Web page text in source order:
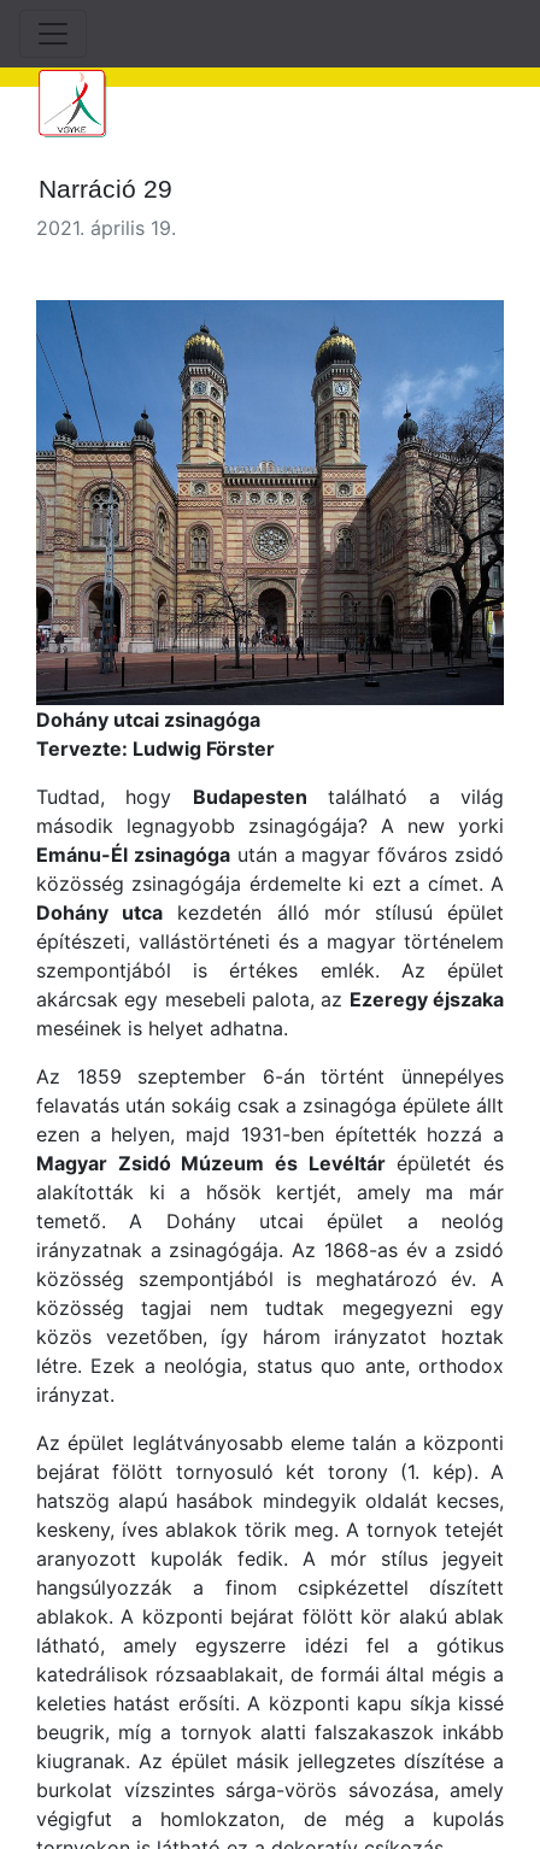
Narráció 29
2021. április 19.
Dohány utcai zsinagóga
Tervezte: Ludwig Förster
Tudtad, hogy Budapesten található a világ
második legnagyobb zsinagógája? A new yorki
Emánu-Él zsinagógaután a magyar főváros zsidó
közösség zsinagógája érdemelte ki ezt a címet. A
Dohány utca kezdetén álló mór stílusú épület
építészeti, vallástörténeti és a magyar történelem
szempontjából is értékes emlék. Az épület
akárcsak egy mesebeli palota, az Ezeregy éjszaka
meséinek is helyet adhatna.
Az 1859 szeptember 6-án történt ünnepélyes
felavatás után sokáig csak a zsinagóga épülete állt
ezen a helyen, majd 1931-ben építették hozzá a
Magyar Zsidó Múzeum és Levéltárépületét és
alakították ki a hősök kertjét, amely ma már
temető. A Dohány utcai épület a neológ
irányzatnak a zsinagógája. Az 1868-as év a zsidó
közösség szempontjából is meghatározó év. A
közösség tagjai nem tudtak megegyezni egy
közös vezetőben, így három irányzatot hoztak
létre. Ezek a neológia, status quo ante, orthodox
irányzat.
Az épület leglátványosabb eleme talán a központi
bejárat fölött tornyosuló két torony (1. kép). A
hatszög alapú hasábok mindegyik oldalát kecses,
keskeny, íves ablakok törik meg. A tornyok tetejét
aranyozott kupolák fedik. A mór stílus jegyeit
hangsúlyozzák a finom csipkézettel díszített
ablakok. A központi bejárat fölött kör alakú ablak
látható, amely egyszerre idézi fel a gótikus
katedrálisok rózsaablakait, de formái által mégis a
keleties hatást erősíti. A központi kapu síkja kissé
beugrik, míg a tornyok alatti falszakaszok inkább
kiugranak. Az épület másik jellegzetes díszítése a
burkolat vízszintes sárga-vörös sávozása, amely
végigfut a homlokzaton, de még a kupolás